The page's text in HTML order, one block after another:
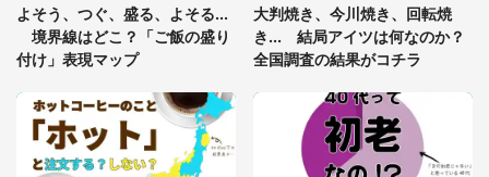
年に『手を繋いで』とお願いしたら...」 体験談に
8万人感動
7万人驚がく 「お菓子売り場ならまだしも...」「ハ
ードル高い」
よそう、つぐ、盛る、よそる...
境界線はどこ？「ご飯の盛り
付け」表現マップ
大判焼き、今川焼き、回転焼
き... 結局アイツは何なのか？
全国調査の結果がコチラ